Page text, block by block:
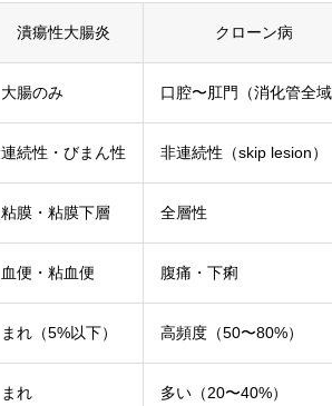
潰瘍性大腸炎 クローン病
大腸のみ 口腔〜肛門（消化管全
連続性・びまん性 非連続性（skip lesion）
粘膜・粘膜下層 全層性
血便・粘血便 腹痛・下痢
まれ（5%以下） 高頻度（50〜80%）
まれ 多い（20〜40%）